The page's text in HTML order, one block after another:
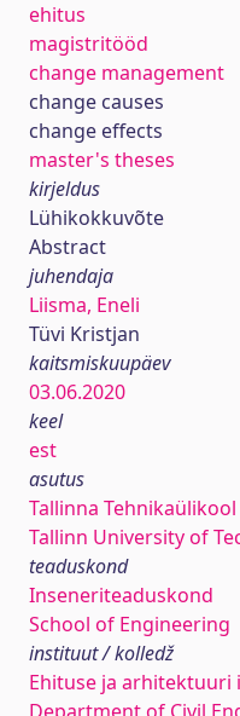
ehitus
magistritööd
change management
change causes
change effects
master's theses
kirjeldus
Lühikokkuvõte
Abstract
juhendaja
Liisma, Eneli
Tüvi Kristjan
kaitsmiskuupäev
03.06.2020
keel
est
asutus
Tallinna Tehnikaülikool
Tallinn University of
teaduskond
Inseneriteaduskond
School of Engineering
instituut / kolledž
Ehituse ja